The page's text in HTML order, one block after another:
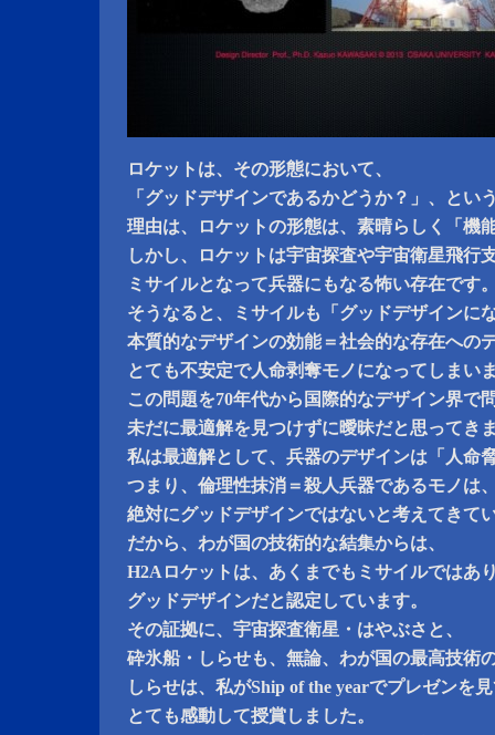
ロケットは、その形態において、
「グッドデザインであるかどうか？」、とい
理由は、ロケットの形態は、素晴らしく「機
しかし、ロケットは宇宙探査や宇宙衛星飛行
ミサイルとなって兵器にもなる怖い存在です
そうなると、ミサイルも「グッドデザインに
本質的なデザインの効能＝社会的な存在への
とても不安定で人命剥奪モノになってしまい
この問題を70年代から国際的なデザイン界で
未だに最適解を見つけずに曖昧だと思ってき
私は最適解として、兵器のデザインは「人命
つまり、倫理性抹消＝殺人兵器であるモノは
絶対にグッドデザインではないと考えてきて
だから、わが国の技術的な結集からは、
H2Aロケットは、あくまでもミサイルではあ
グッドデザインだと認定しています。
その証拠に、宇宙探査衛星・はやぶさと、
砕氷船・しらせも、無論、わが国の最高技術
しらせは、私がShip of the yearでプレゼンを
とても感動して授賞しました。